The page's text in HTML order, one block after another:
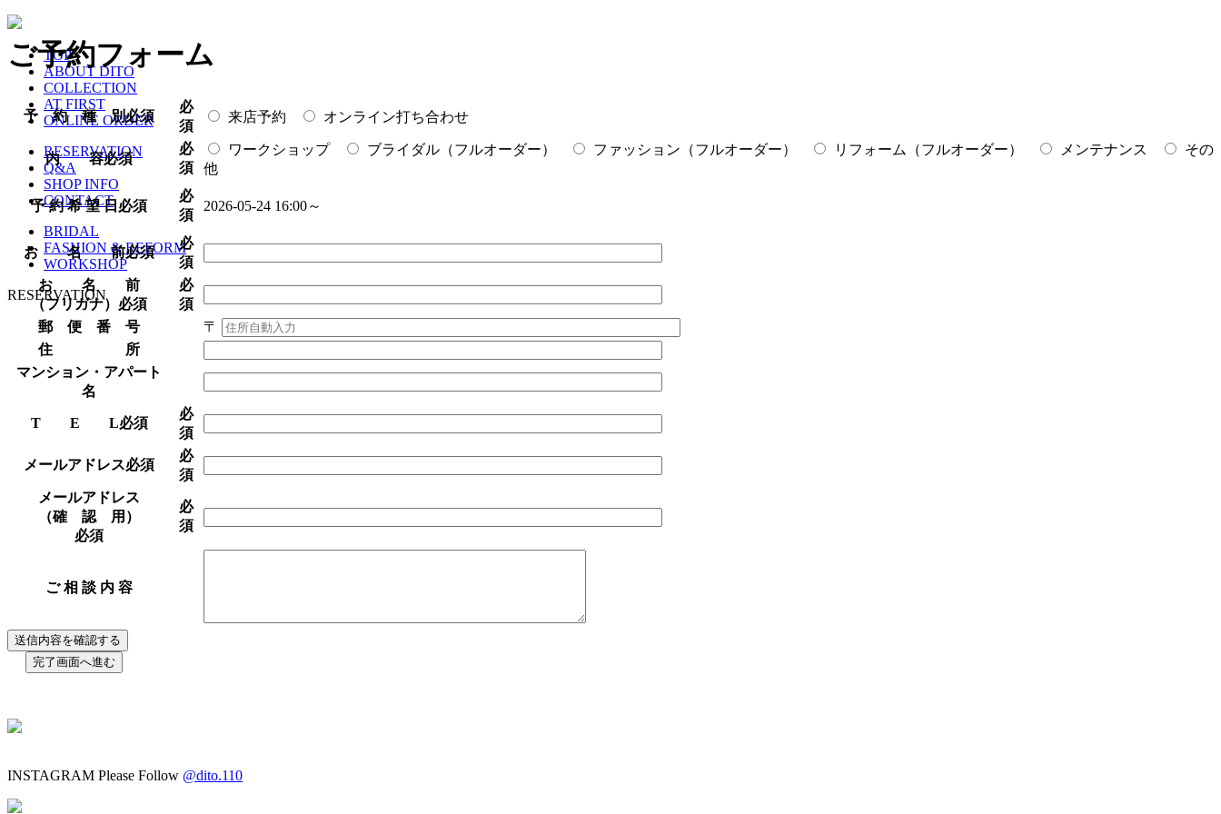
TOP
ABOUT DITO
COLLECTION
AT FIRST
ONLINE ORDER
RESERVATION
Q&A
SHOP INFO
CONTACT
BRIDAL
FASHION & REFORM
WORKSHOP
RESERVATION
ご予約フォーム
予 約 種 別必須
必
須
来店予約 オンライン打ち合わせ
内 容必須
必
須
ワークショップ ブライダル（フルオーダー） ファッション（フルオーダー） リフォーム（フルオーダー） メンテナンス
その
他
予 約 希 望 日 必須
必
須
2026-05-24 16:00～
お 名 前必須
必
須
お 名 前
（フリガナ） 必須
必
須
郵 便 番 号
〒
住 所
マンション・アパート
名
T E L必須
必
須
メールアドレス必須
必
須
メールアドレス
（確 認 用）
必須
必
須
ご 相 談 内 容
INSTAGRAM Please Follow @dito.110